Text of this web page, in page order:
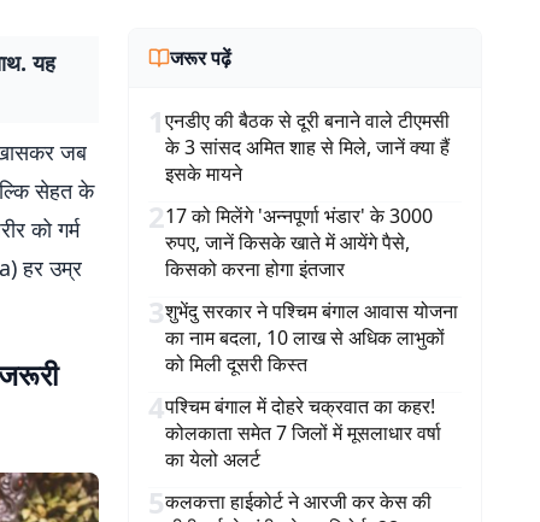
यह
खासकर जब
सेहत के
को गर्म
हर उम्र
जरूर पढ़ें
1एनडीए की बैठक से दूरी बनाने वाले टीएमसी
के 3 सांसद अमित शाह से मिले, जानें क्या हैं
इसके मायने
217 को मिलेंगे 'अन्नपूर्णा भंडार' के 3000
रुपए, जानें किसके खाते में आयेंगे पैसे,
किसको करना होगा इंतजार
3शुभेंदु सरकार ने पश्चिम बंगाल आवास योजना
का नाम बदला, 10 लाख से अधिक लाभुकों
को मिली दूसरी किस्त
4पश्चिम बंगाल में दोहरे चक्रवात का कहर!
कोलकाता समेत 7 जिलों में मूसलाधार वर्षा
का येलो अलर्ट
5कलकत्ता हाईकोर्ट ने आरजी कर केस की